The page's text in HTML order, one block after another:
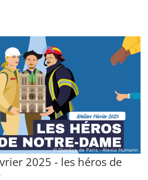
© Diocèse de Paris - Alexia Humann
2025 - les héros de